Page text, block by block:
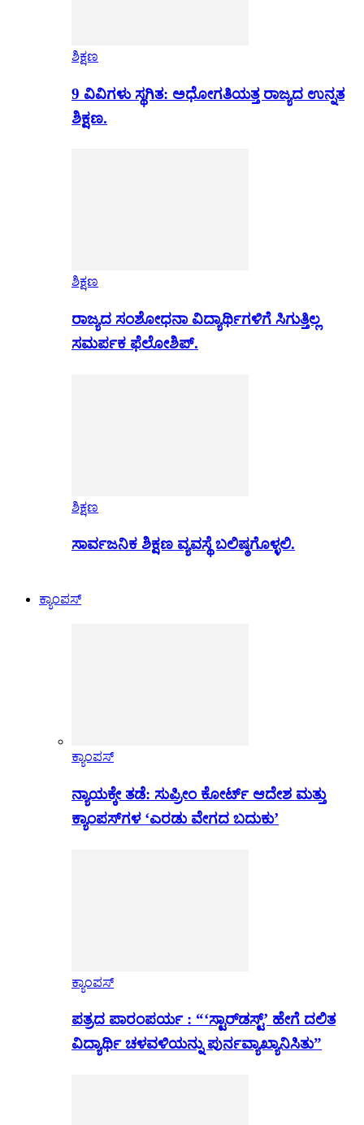
ಶಿಕ್ಷಣ
9 ವಿವಿಗಳು ಸ್ಥಗಿತ: ಅಧೋಗತಿಯತ್ತ ರಾಜ್ಯದ ಉನ್ನತ
ಶಿಕ್ಷಣ.
ಶಿಕ್ಷಣ
ರಾಜ್ಯದ ಸಂಶೋಧನಾ ವಿದ್ಯಾರ್ಥಿಗಳಿಗೆ ಸಿಗುತ್ತಿಲ್ಲ
ಸಮರ್ಪಕ ಫೆಲೋಶಿಪ್.
ಶಿಕ್ಷಣ
ಸಾರ್ವಜನಿಕ ಶಿಕ್ಷಣ ವ್ಯವಸ್ಥೆ ಬಲಿಷ್ಠಗೊಳ್ಳಲಿ.
ಕ್ಯಾಂಪಸ್
ಕ್ಯಾಂಪಸ್
ನ್ಯಾಯಕ್ಕೇ ತಡೆ: ಸುಪ್ರೀಂ ಕೋರ್ಟ್ ಆದೇಶ ಮತ್ತು
ಕ್ಯಾಂಪಸ್‌ಗಳ ‘ಎರಡು ವೇಗದ ಬದುಕು’
ಕ್ಯಾಂಪಸ್
ಪತ್ರದ ಪಾರಂಪರ್ಯ : “‘ಸ್ಟಾರ್‌ಡಸ್ಟ್’ ಹೇಗೆ ದಲಿತ
ವಿದ್ಯಾರ್ಥಿ ಚಳವಳಿಯನ್ನು ಪುರ್ನವ್ಯಾಖ್ಯಾನಿಸಿತು”